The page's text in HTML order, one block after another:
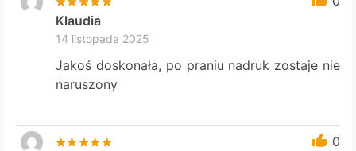
Klaudia
14 listopada 2025
Jakoś doskonała, po praniu nadruk zostaje nie
naruszony
0